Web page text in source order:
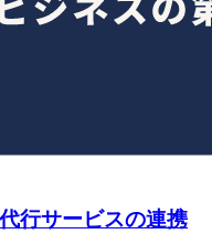
行サービスの連携